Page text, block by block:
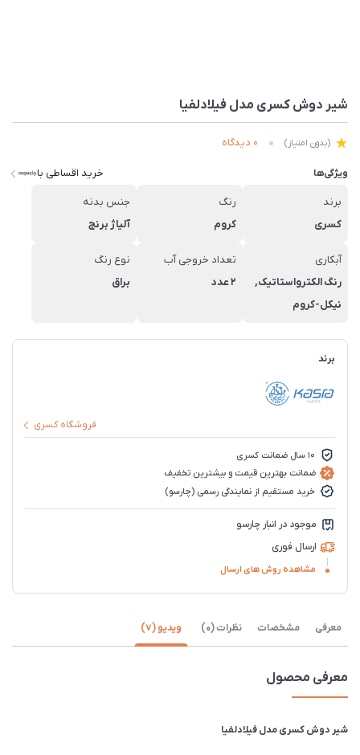
شیر دوش کسری مدل فیلادلفیا
(بدون امتیاز) 0 دیدگاه
ویژگی‌ها خرید اقساطی با
برند
کسری
رنگ
کروم
جنس بدنه
آلیاژ برنج
آبکاری
رنگ الکترواستاتیک,
نیکل-کروم
تعداد خروجی آب
2 عدد
نوع رنگ
براق
برند
فروشگاه کسری
10 سال ضمانت کسری
ضمانت بهترین قیمت و بیشترین تخفیف
خرید مستقیم از نمایندگی رسمی (چارسو)
موجود در انبار چارسو
ارسال فوری
مشاهده روش های ارسال
معرفی مشخصات نظرات (0) ویدیو (7)
معرفی محصول
شیر دوش کسری مدل فیلادلفیا